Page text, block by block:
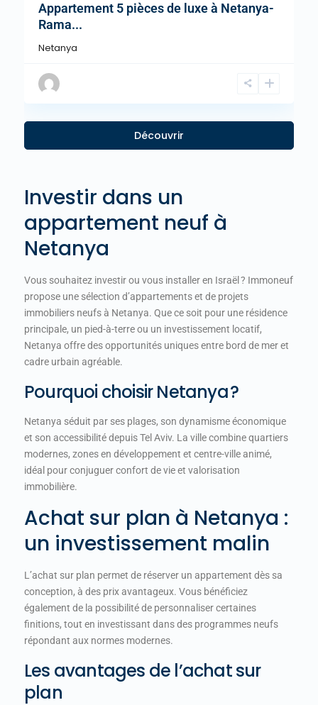
Appartement 5 pièces de luxe à Netanya-
Rama...
Netanya
Découvrir
Investir dans un
appartement neuf à
Netanya
Vous souhaitez investir ou vous installer en Israël ? Immoneuf
propose une sélection d’appartements et de projets
immobiliers neufs à Netanya. Que ce soit pour une résidence
principale, un pied-à-terre ou un investissement locatif,
Netanya offre des opportunités uniques entre bord de mer et
cadre urbain agréable.
Pourquoi choisir Netanya ?
Netanya séduit par ses plages, son dynamisme économique
et son accessibilité depuis Tel Aviv. La ville combine quartiers
modernes, zones en développement et centre-ville animé,
idéal pour conjuguer confort de vie et valorisation
immobilière.
Achat sur plan à Netanya :
un investissement malin
L’achat sur plan permet de réserver un appartement dès sa
conception, à des prix avantageux. Vous bénéficiez
également de la possibilité de personnaliser certaines
finitions, tout en investissant dans des programmes neufs
répondant aux normes modernes.
Les avantages de l’achat sur
plan